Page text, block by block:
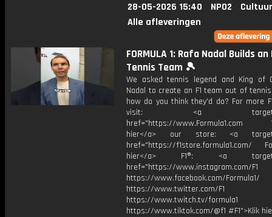
28-05-2026 15:40 NPO2
Alle afleveringen
FORMULA 1: Rafa Nadal Builds an
Tennis Team 🎾
We asked tennis legend and King of
Nadal to create an F1 team out of
how do you think they'd do? For more
visit: <a
href="https://www.Formula1.com
hier</a> our store: <a
href="https://f1store.formula1.com/
hier</a> F1®: <a
href="https://www.instagram.com/F1
https://www.facebook.com/Formula1/
https://www.twitter.com/F1
https://www.twitch.tv/formula1
https://www.tiktok.com/@f1 #F1">Klik